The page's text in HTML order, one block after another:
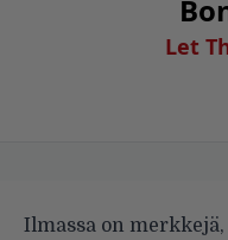
Let
Ilmassa on